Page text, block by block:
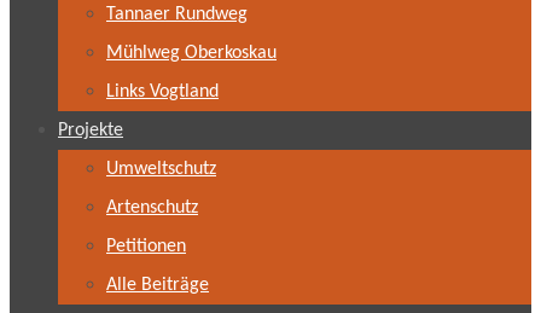
Tannaer Rundweg
Mühlweg Oberkoskau
Links Vogtland
Projekte
Umweltschutz
Artenschutz
Petitionen
Alle Beiträge